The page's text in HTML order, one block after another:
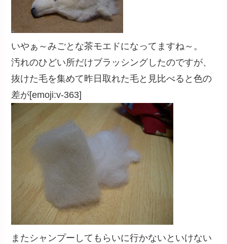
いやぁ～みごとな茶モエドになってますね～。
汚れのひどい所だけブラッシングしたのですが、
抜けた毛を集めて昨日取れた毛と見比べると色の
差が[emoji:v-363]
またシャンプーしてもらいに行かないといけない